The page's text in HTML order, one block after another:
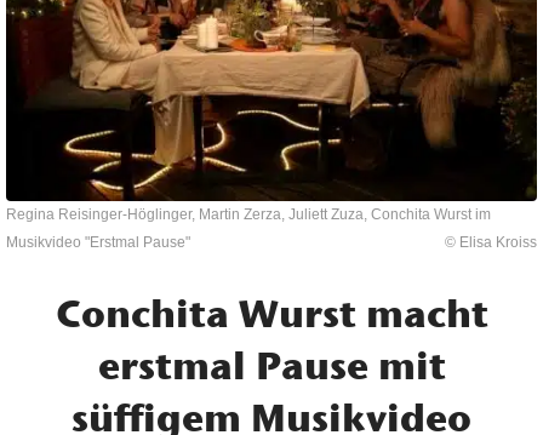
Regina Reisinger-Höglinger, Martin Zerza, Juliett Zuza, Conchita Wurst im
Musikvideo "Erstmal Pause"
© Elisa Kroiss
Conchita Wurst macht
erstmal Pause mit
süffigem Musikvideo